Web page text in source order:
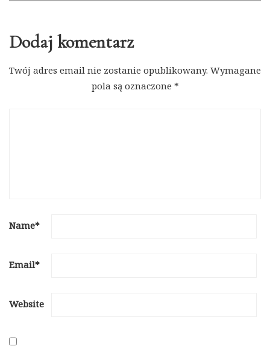
Dodaj komentarz
Twój adres email nie zostanie opublikowany. Wymagane
pola są oznaczone *
Name*
Email*
Website